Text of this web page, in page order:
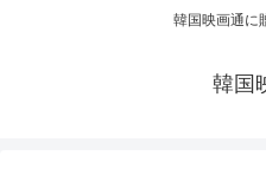
韓国映画通に
韓国